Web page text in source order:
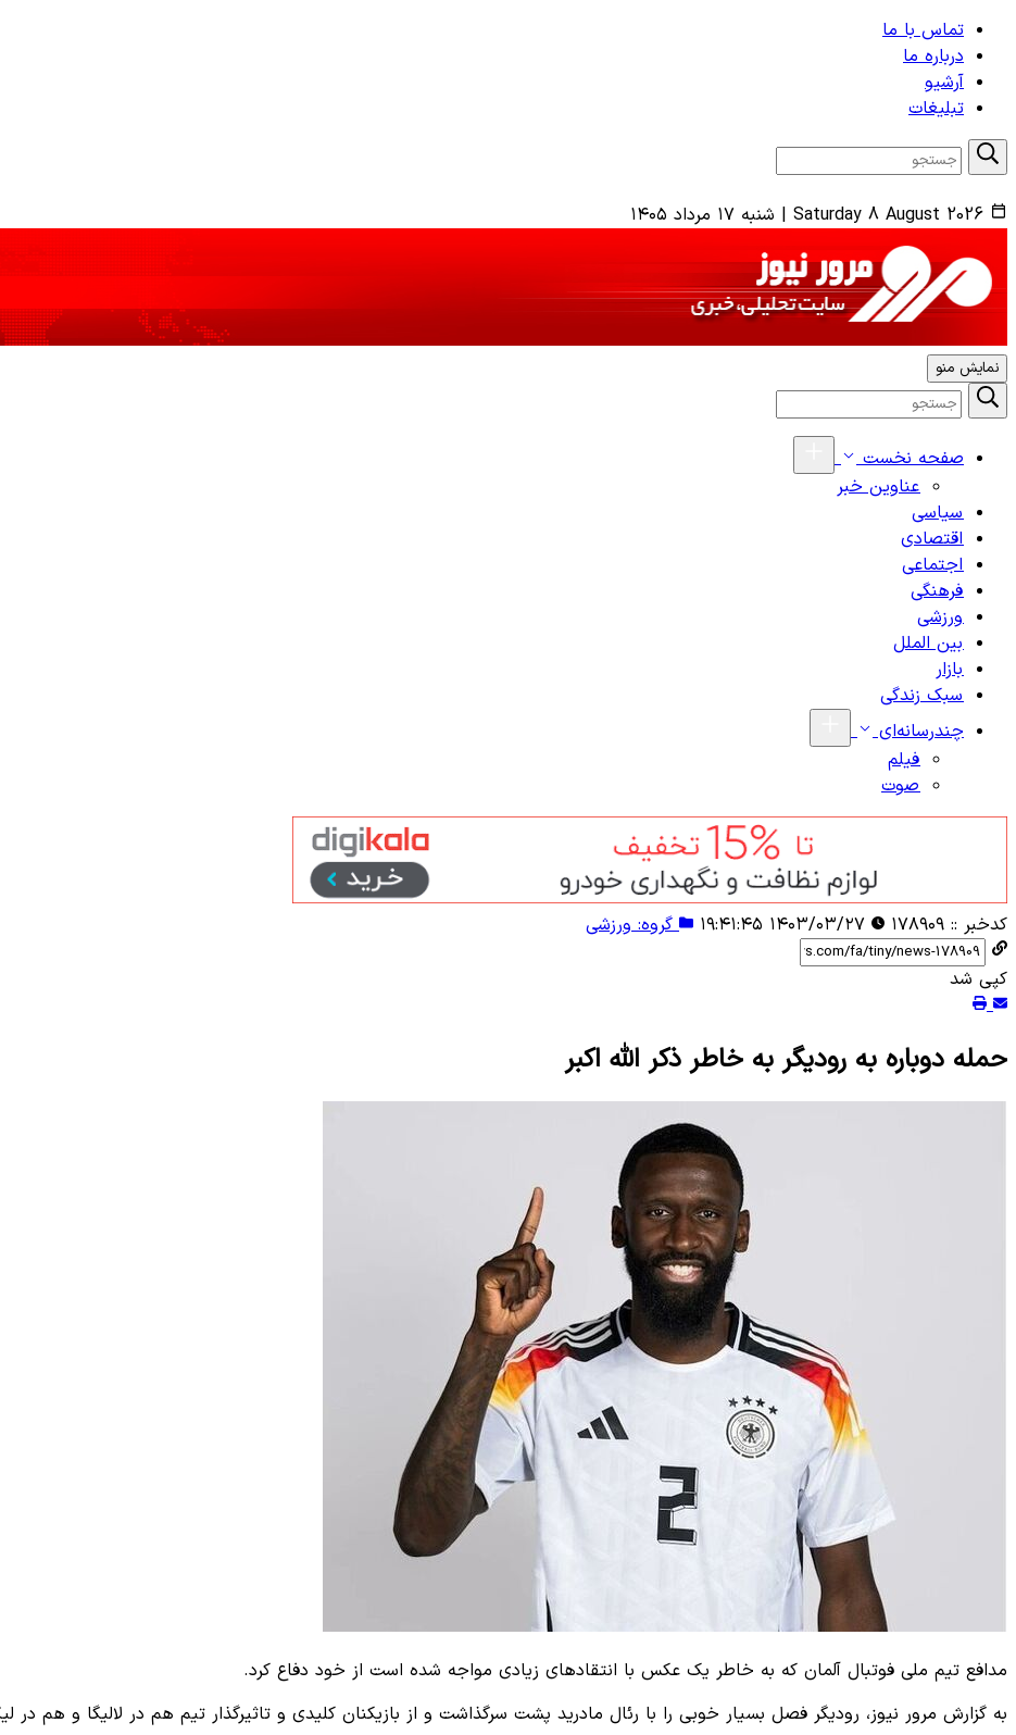
تماس با ما
درباره ما
آرشیو
تبلیغات
Saturday 8 August 2026
| شنبه ۱۷ مرداد ۱۴۰۵
نمایش منو
صفحه نخست
عناوین خبر
سیاسی
اقتصادی
اجتماعی
فرهنگی
ورزشی
بین الملل
بازار
سبک زندگی
چندرسانه‌ای
فیلم
صوت
کدخبر :: ۱۷۸۹۰۹ گروه: ورزشی
کپی شد
حمله دوباره به رودیگر به خاطر ذکر الله اکبر
مدافع تیم ملی فوتبال آلمان که به خاطر یک عکس با انتقادهای زیادی مواجه شده است از خود دفاع کرد.
به گزارش مرور نیوز، رودیگر فصل بسیار خوبی را با رئال مادرید پشت سرگذاشت و از بازیکنان کلیدی و تاثیرگذار تیم هم در لالیگا و هم در